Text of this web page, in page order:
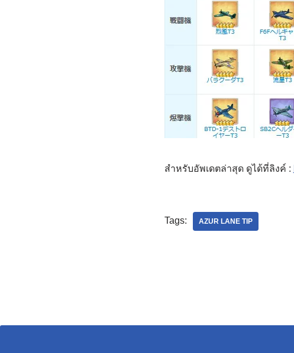
สำหรับอัพเดตล่าสุด ดูได้ที่ลิงค์ :
Tags: AZUR LANE TIP